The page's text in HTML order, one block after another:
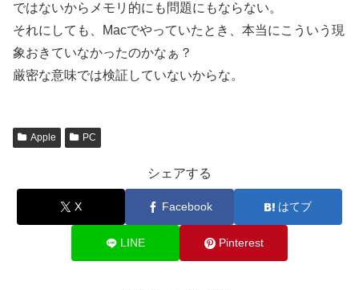
ではないからメモリ的にも問題にもならない。
それにしても、Macでやっていたとき、本当にこういう現
象おきていなかったのかなぁ？
厳密な意味では検証していないからな。
Apple PC
シェアする
X Facebook はてブ
LINE Pinterest